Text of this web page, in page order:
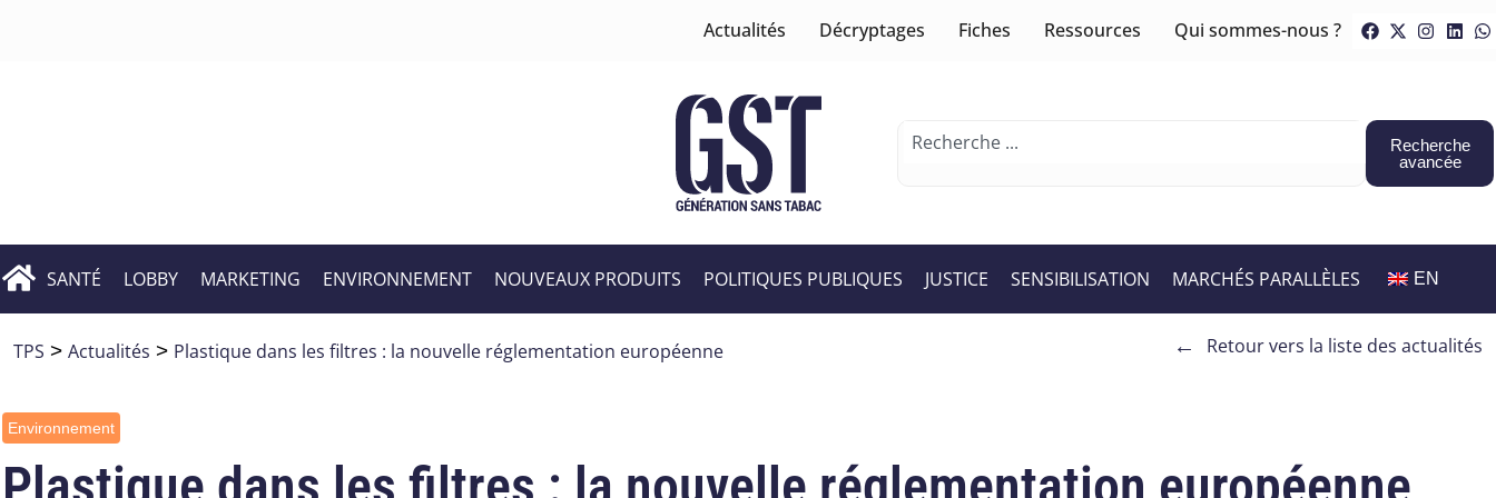
Actualités Décryptages Fiches Ressources Qui sommes-nous ?
Recherche
avancée
SANTÉ LOBBY MARKETING ENVIRONNEMENT NOUVEAUX PRODUITS POLITIQUES PUBLIQUES JUSTICE SENSIBILISATION MARCHÉS PARALLÈLES EN
TPS > Actualités > Plastique dans les filtres : la nouvelle réglementation européenne ← Retour vers la liste des actualités
Environnement